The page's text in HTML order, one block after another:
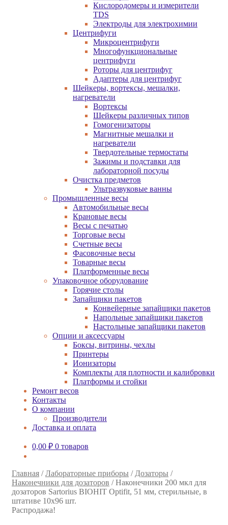
Кислородомеры и измерители
TDS
Электроды для электрохимии
Центрифуги
Микроцентрифуги
Многофункциональные
центрифуги
Роторы для центрифуг
Адаптеры для центрифуг
Шейкеры, вортексы, мешалки,
нагреватели
Вортексы
Шейкеры различных типов
Гомогенизаторы
Магнитные мешалки и
нагреватели
Твердотельные термостаты
Зажимы и подставки для
лабораторной посуды
Очистка предметов
Ультразвуковые ванны
Промышленные весы
Автомобильные весы
Крановые весы
Весы с печатью
Торговые весы
Счетные весы
Фасовочные весы
Товарные весы
Платформенные весы
Упаковочное оборудование
Горячие столы
Запайщики пакетов
Конвейерные запайщики пакетов
Напольные запайщики пакетов
Настольные запайщики пакетов
Опции и аксессуары
Боксы, витрины, чехлы
Принтеры
Ионизаторы
Комплекты для плотности и калибровки
Платформы и стойки
Ремонт весов
Контакты
О компании
Производители
Доставка и оплата
0,00 ₽ 0 товаров
Главная /Лабораторные приборы / Дозаторы /
Наконечники для дозаторов /Наконечники 200 мкл для
дозаторов Sartorius BIOHIT Optifit, 51 мм, стерильные, в
штативе 10х96 шт.
Распродажа!